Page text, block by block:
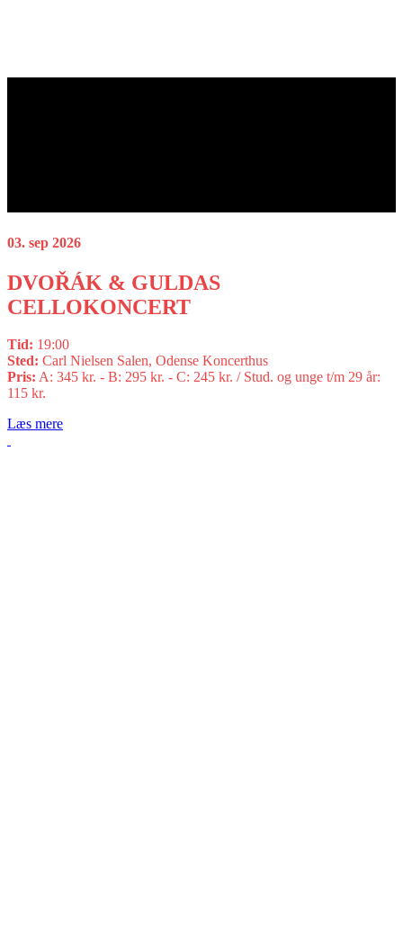
03. sep 2026
DVOŘÁK & GULDAS
CELLOKONCERT
Tid: 19:00
Sted: Carl Nielsen Salen, Odense Koncerthus
Pris: A: 345 kr. - B: 295 kr. - C: 245 kr. / Stud. og unge t/m 29 år:
115 kr.
Læs mere